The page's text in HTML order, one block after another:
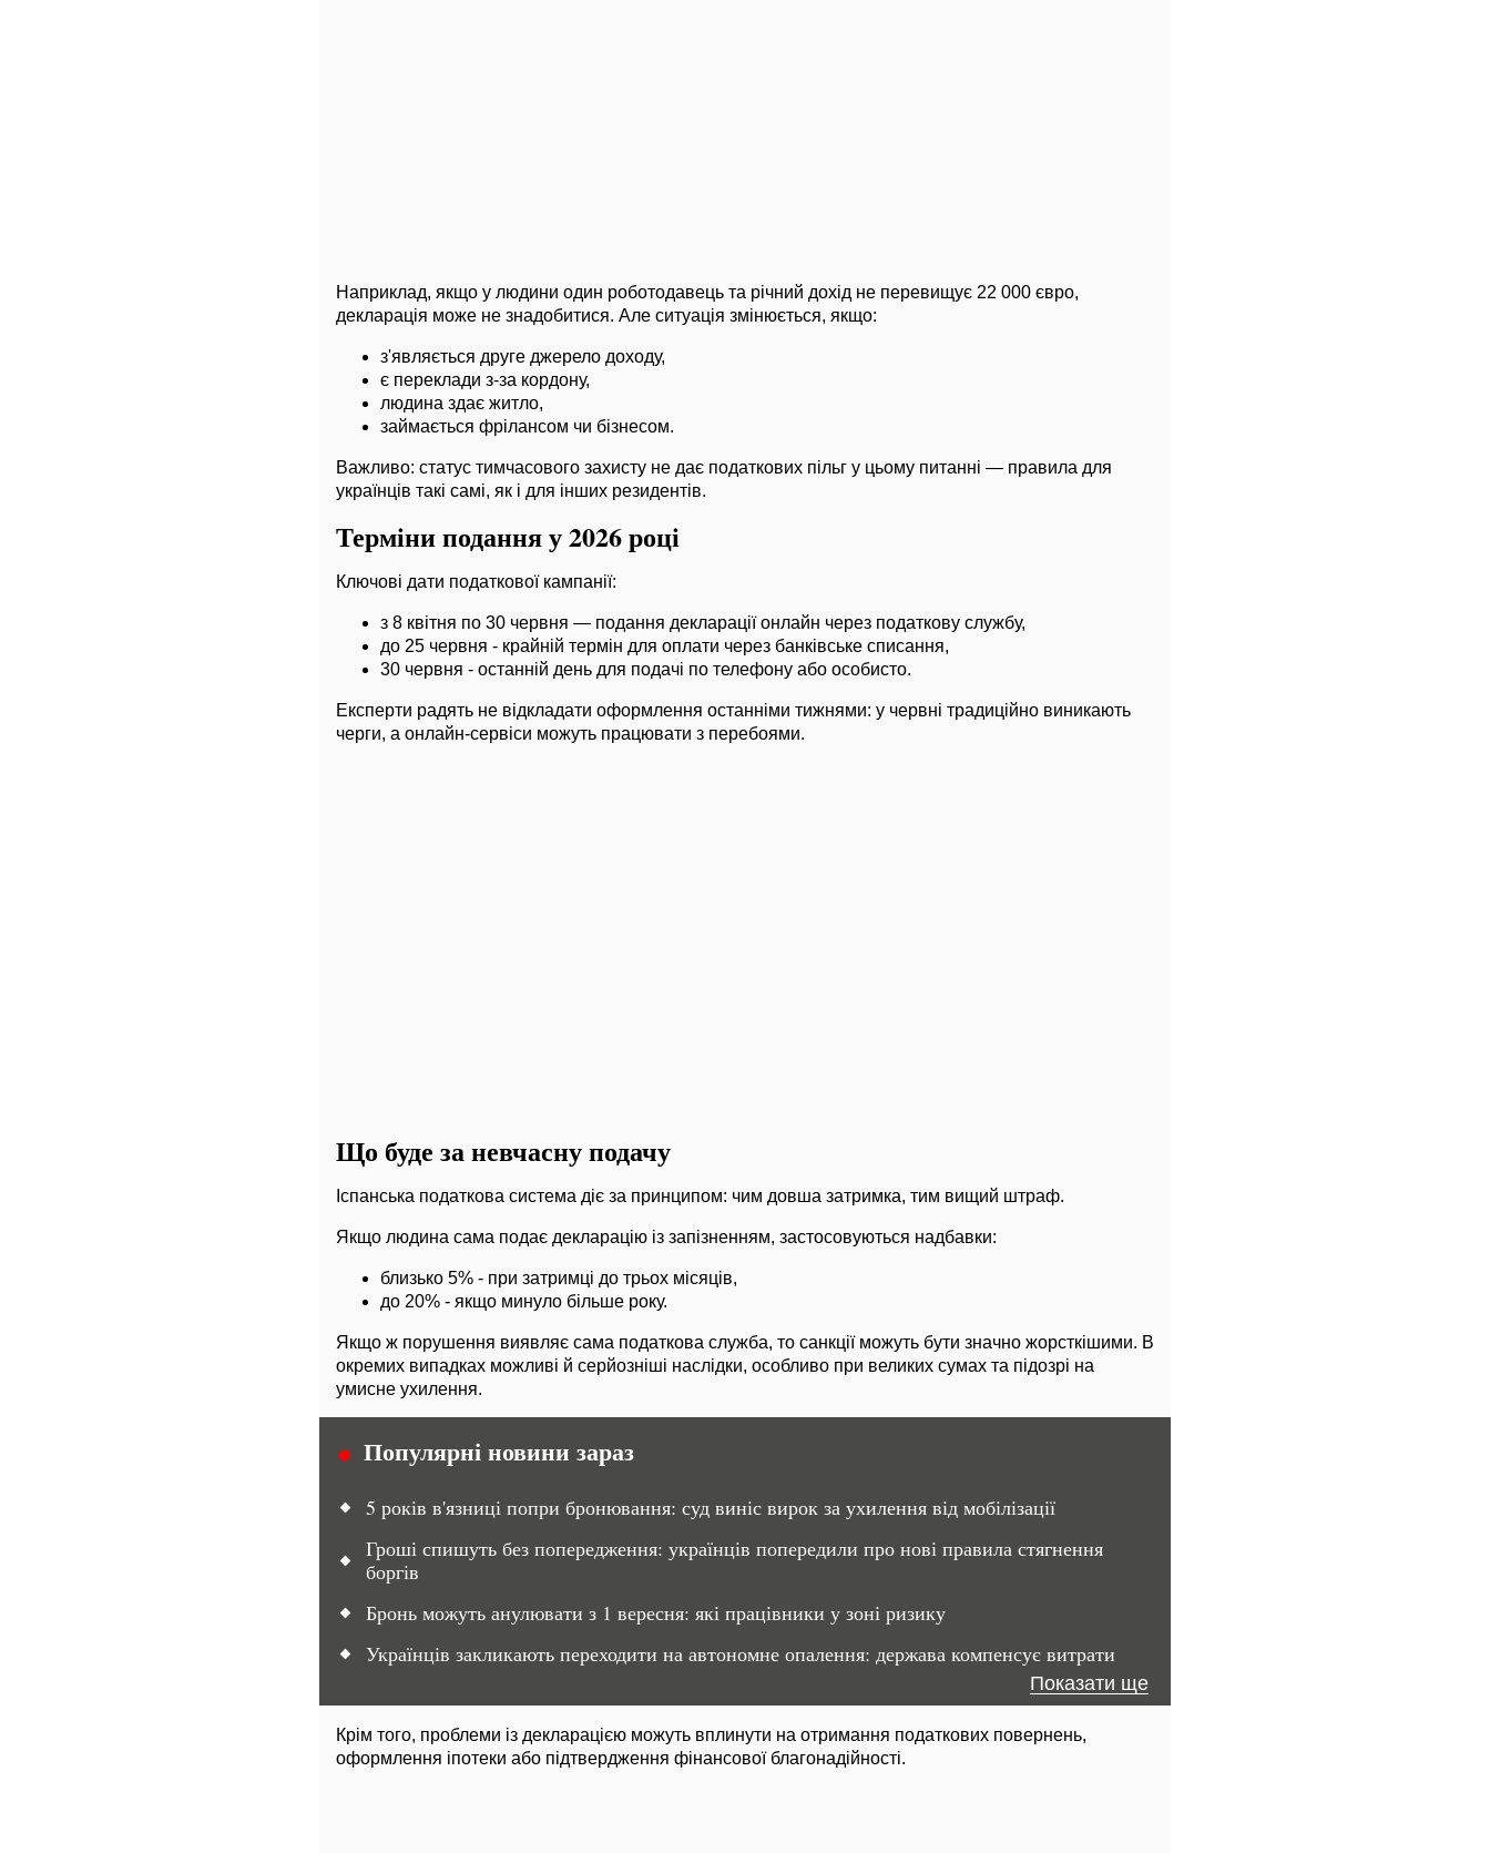
Наприклад, якщо у людини один роботодавець та річний дохід не перевищує 22 000 євро,
декларація може не знадобитися. Але ситуація змінюється, якщо:
з'являється друге джерело доходу,
є переклади з-за кордону,
людина здає житло,
займається фрілансом чи бізнесом.
Важливо: статус тимчасового захисту не дає податкових пільг у цьому питанні — правила для
українців такі самі, як і для інших резидентів.
Терміни подання у 2026 році
Ключові дати податкової кампанії:
з 8 квітня по 30 червня — подання декларації онлайн через податкову службу,
до 25 червня - крайній термін для оплати через банківське списання,
30 червня - останній день для подачі по телефону або особисто.
Експерти радять не відкладати оформлення останніми тижнями: у червні традиційно виникають
черги, а онлайн-сервіси можуть працювати з перебоями.
Що буде за невчасну подачу
Іспанська податкова система діє за принципом: чим довша затримка, тим вищий штраф.
Якщо людина сама подає декларацію із запізненням, застосовуються надбавки:
близько 5% - при затримці до трьох місяців,
до 20% - якщо минуло більше року.
Якщо ж порушення виявляє сама податкова служба, то санкції можуть бути значно жорсткішими. В
окремих випадках можливі й серйозніші наслідки, особливо при великих сумах та підозрі на
умисне ухилення.
Популярні новини зараз
5 років в'язниці попри бронювання: суд виніс вирок за ухилення від мобілізації
Гроші спишуть без попередження: українців попередили про нові правила стягнення
боргів
Бронь можуть анулювати з 1 вересня: які працівники у зоні ризику
Українців закликають переходити на автономне опалення: держава компенсує витрати
Показати ще
Крім того, проблеми із декларацією можуть вплинути на отримання податкових повернень,
оформлення іпотеки або підтвердження фінансової благонадійності.